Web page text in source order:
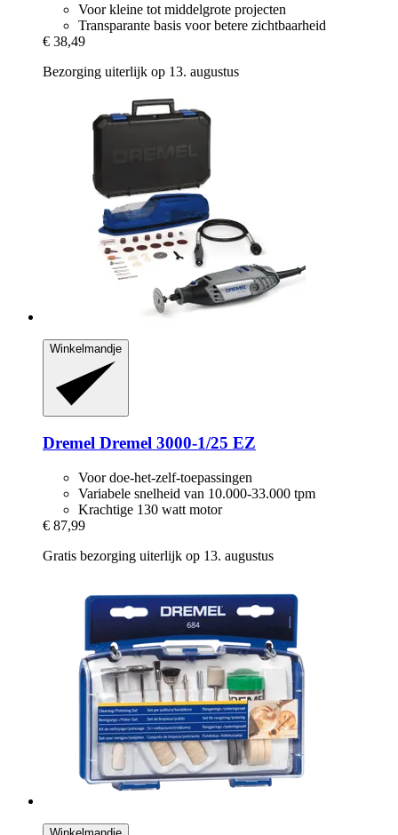
Voor kleine tot middelgrote projecten
Transparante basis voor betere zichtbaarheid
€ 38,49
Bezorging uiterlijk op 13. augustus
Winkelmandje
Dremel Dremel 3000-​1/25 EZ
Voor doe-het-zelf-toepassingen
Variabele snelheid van 10.000-33.000 tpm
Krachtige 130 watt motor
€ 87,99
Gratis bezorging uiterlijk op 13. augustus